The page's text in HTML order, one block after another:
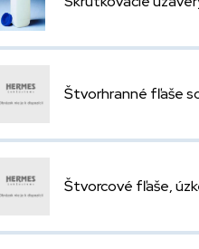
Štvorhranné fľaše
Štvorcové fľaše,